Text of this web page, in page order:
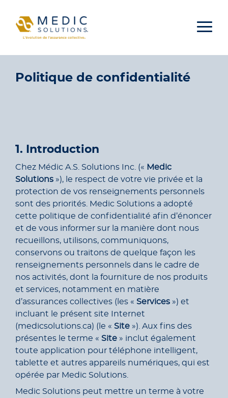
Politique de confidentialité
1. Introduction
Chez Médic A.S. Solutions Inc. (« Medic
Solutions »), le respect de votre vie privée et la
protection de vos renseignements personnels
sont des priorités. Medic Solutions a adopté
cette politique de confidentialité afin d’énoncer
et de vous informer sur la manière dont nous
recueillons, utilisons, communiquons,
conservons ou traitons de quelque façon les
renseignements personnels dans le cadre de
nos activités, dont la fourniture de nos produits
et services, notamment en matière
d’assurances collectives (les « Services ») et
incluant le présent site Internet
(medicsolutions.ca) (le « Site »). Aux fins des
présentes le terme « Site » inclut également
toute application pour téléphone intelligent,
tablette et autres appareils numériques, qui est
opérée par Medic Solutions.
Medic Solutions peut mettre un terme à votre